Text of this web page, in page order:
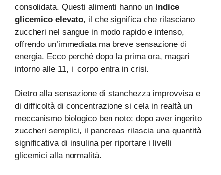
consolidata. Questi alimenti hanno un indice
glicemico elevato, il che significa che rilasciano
zuccheri nel sangue in modo rapido e intenso,
offrendo un’immediata ma breve sensazione di
energia. Ecco perché dopo la prima ora, magari
intorno alle 11, il corpo entra in crisi.
Dietro alla sensazione di stanchezza improvvisa e
di difficoltà di concentrazione si cela in realtà un
meccanismo biologico ben noto: dopo aver ingerito
zuccheri semplici, il pancreas rilascia una quantità
significativa di insulina per riportare i livelli
glicemici alla normalità.